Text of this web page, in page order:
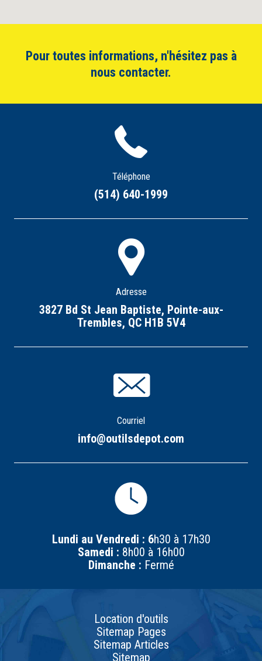
Pour toutes informations, n'hésitez pas à
nous contacter.
Téléphone
(514) 640-1999
Adresse
3827 Bd St Jean Baptiste, Pointe-aux-
Trembles, QC H1B 5V4
Courriel
info@outilsdepot.com
Lundi au Vendredi : 6h30 à 17h30
Samedi : 8h00 à 16h00
Dimanche : Fermé
Location d'outils
Sitemap Pages
Sitemap Articles
Sitemap